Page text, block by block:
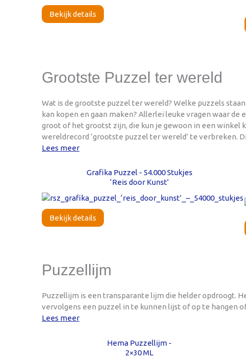
Bekijk details
Grootste Puzzel ter wereld
Wat is de grootste puzzel ter wereld? Welke puzzels
kan kopen en gaan maken? Allerlei leuke vragen waar
groot of het grootst zijn, die kun je gewoon in een
wereldrecord ‘grootste puzzel ter wereld’ te verbreken.
Lees meer
Grafika Puzzel - 54.000 Stukjes
‘Reis door Kunst’
Bekijk details
Puzzellijm
Puzzellijm is een transparante lijm die helder opdroogt.
vervolgens een puzzel in te kunnen lijst of op te hangen
Lees meer
Hema Puzzellijm -
2×30 ML